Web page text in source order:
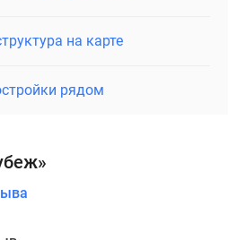
на карте
рядом